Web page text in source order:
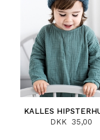
DKK 35,00